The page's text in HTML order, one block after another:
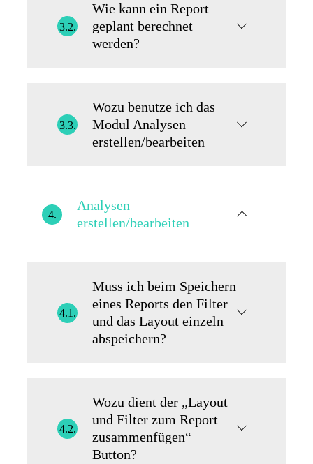
3.2.
Wie kann ein Report
geplant berechnet
werden?
3.3.
Wozu benutze ich das
Modul Analysen
erstellen/bearbeiten
4.
Analysen
erstellen/bearbeiten
4.1.
Muss ich beim Speichern
eines Reports den Filter
und das Layout einzeln
abspeichern?
4.2.
Wozu dient der „Layout
und Filter zum Report
zusammenfügen“
Button?